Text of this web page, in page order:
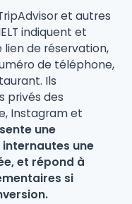
et autres
indiquent et
de réservation,
de téléphone,
Ils
privés des
Instagram et
une
une
et répond à
si